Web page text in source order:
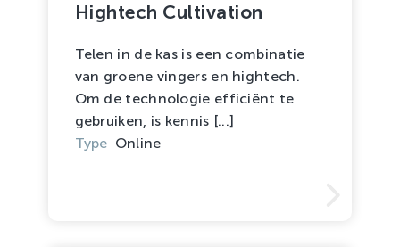
Hightech Cultivation
Telen in de kas is een combinatie
van groene vingers en hightech.
Om de technologie efficiënt te
gebruiken, is kennis [...]
Type Online